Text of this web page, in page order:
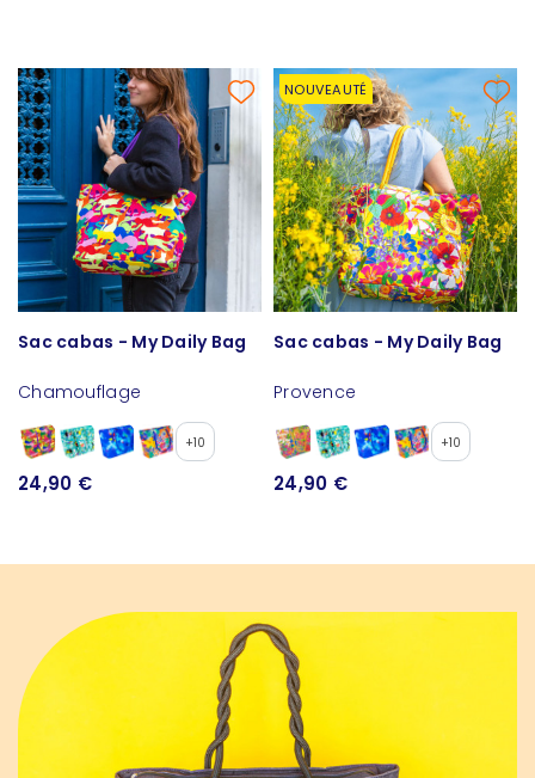
Sac cabas - My Daily Bag
Chamouflage
+10
24,90 €
NOUVEAUTÉ
Sac cabas - My Daily Bag
Provence
+10
24,90 €